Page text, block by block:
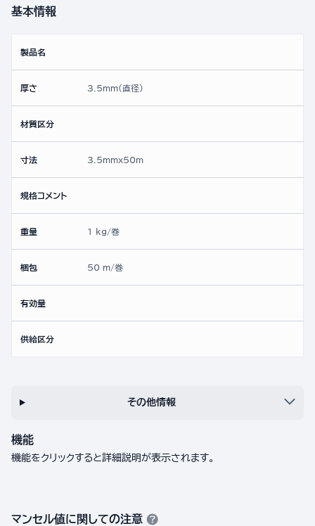
基本情報
製品名
厚さ 3.5mm(直径)
材質区分
寸法 3.5mmx50ｍ
規格コメント
重量 1 kg/巻
梱包 50 m/巻
有効量
供給区分
その他情報
機能
機能をクリックすると詳細説明が表示されます。
マンセル値に関しての注意